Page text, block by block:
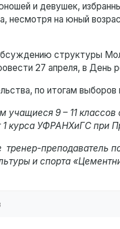
и девушек,
на юный
структуры
27 апреля, в День
по итогам
учащиеся 9 – 11
курса УФРАНХиГС при
тренер-
и спорта